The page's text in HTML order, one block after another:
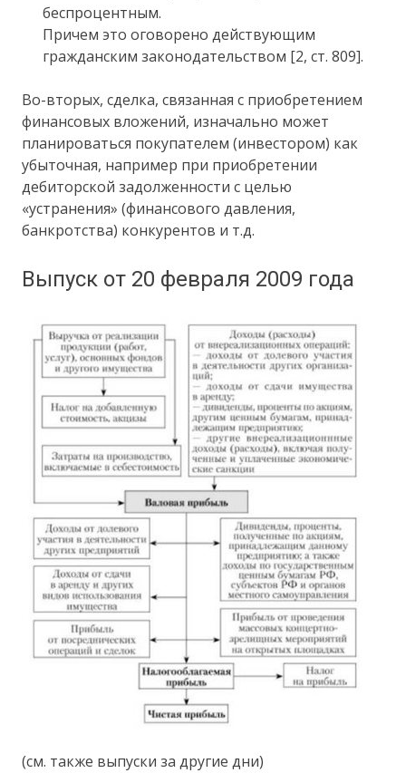
беспроцентным.
Причем это оговорено действующим
гражданским законодательством [2, ст. 809].
Во-вторых, сделка, связанная с приобретением
финансовых вложений, изначально может
планироваться покупателем (инвестором) как
убыточная, например при приобретении
дебиторской задолженности с целью
«устранения» (финансового давления,
банкротства) конкурентов и т.д.
Выпуск от 20 февраля 2009 года
(см. также выпуски за другие дни)